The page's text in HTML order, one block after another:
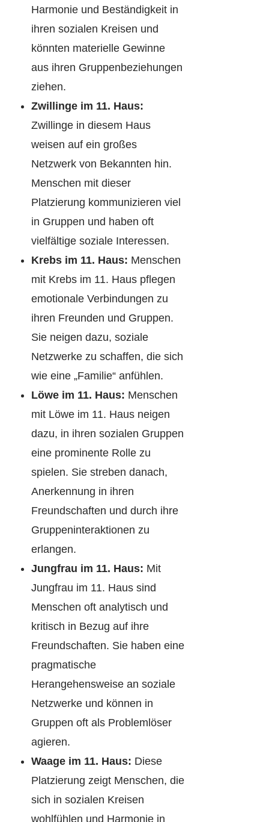
Harmonie und Beständigkeit in
ihren sozialen Kreisen und
könnten materielle Gewinne
aus ihren Gruppenbeziehungen
ziehen.
Zwillinge im 11. Haus:
Zwillinge in diesem Haus
weisen auf ein großes
Netzwerk von Bekannten hin.
Menschen mit dieser
Platzierung kommunizieren viel
in Gruppen und haben oft
vielfältige soziale Interessen.
Krebs im 11. Haus: Menschen
mit Krebs im 11. Haus pflegen
emotionale Verbindungen zu
ihren Freunden und Gruppen.
Sie neigen dazu, soziale
Netzwerke zu schaffen, die sich
wie eine „Familie“ anfühlen.
Löwe im 11. Haus: Menschen
mit Löwe im 11. Haus neigen
dazu, in ihren sozialen Gruppen
eine prominente Rolle zu
spielen. Sie streben danach,
Anerkennung in ihren
Freundschaften und durch ihre
Gruppeninteraktionen zu
erlangen.
Jungfrau im 11. Haus: Mit
Jungfrau im 11. Haus sind
Menschen oft analytisch und
kritisch in Bezug auf ihre
Freundschaften. Sie haben eine
pragmatische
Herangehensweise an soziale
Netzwerke und können in
Gruppen oft als Problemlöser
agieren.
Waage im 11. Haus: Diese
Platzierung zeigt Menschen, die
sich in sozialen Kreisen
wohlfühlen und Harmonie in